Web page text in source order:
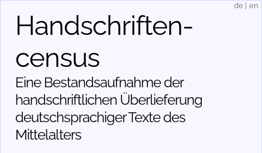
Handschriften­
census
Eine Bestandsaufnahme der
handschriftlichen Über­lieferung
deutschsprachiger Texte des
Mittelalters
de en